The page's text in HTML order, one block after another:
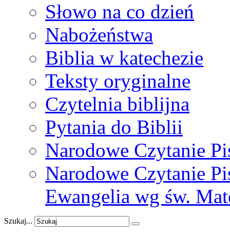
Słowo na co dzień
Nabożeństwa
Biblia w katechezie
Teksty oryginalne
Czytelnia biblijna
Pytania do Biblii
Narodowe Czytanie
Narodowe Czytanie
Ewangelia wg św.
Szukaj...